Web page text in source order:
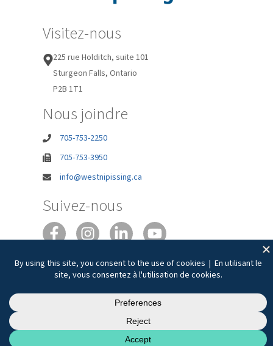
Visitez-nous
225 rue Holditch, suite 101
Sturgeon Falls, Ontario
P2B 1T1
Nous joindre
705-753-2250
705-753-3950
info@westnipissing.ca
Suivez-nous
Joie de vivre
Confidentialité Accessibilité Conditions